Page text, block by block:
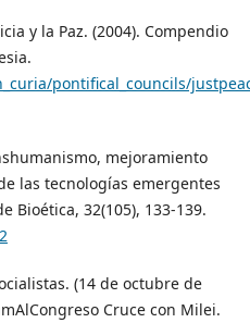
y la Paz. (2004). Compendio
pontifical_councils/
mejoramiento
las tecnologías emergentes
Bioética, 32(105), 133-139.
(14 de octubre de
Cruce con Milei.